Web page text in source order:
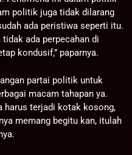
politik juga tidak dilarang
ada peristiwa seperti itu.
ada perpecahan di
kondusif,” paparnya.
partai politik untuk
macam tahapan ya.
harus terjadi kotak kosong,
memang begitu kan, itulah